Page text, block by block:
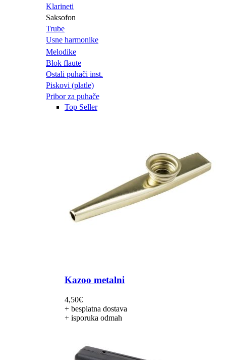
Klarineti
Saksofon
Trube
Usne harmonike
Melodike
Blok flaute
Ostali puhači inst.
Piskovi (platle)
Pribor za puhače
Top Seller
Kazoo metalni
4,50€
+ besplatna dostava
+ isporuka odmah